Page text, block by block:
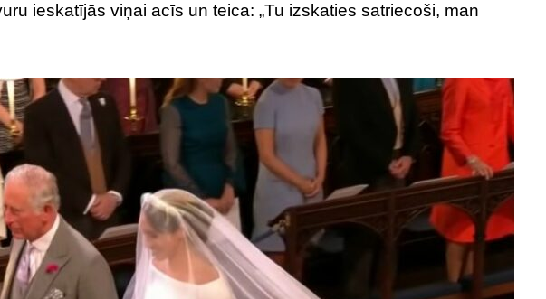
ieskatījās viņai acīs un teica: „Tu izskaties satriecoši, man